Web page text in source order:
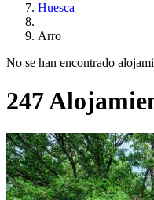
Huesca
Arro
No se han encontrado
247